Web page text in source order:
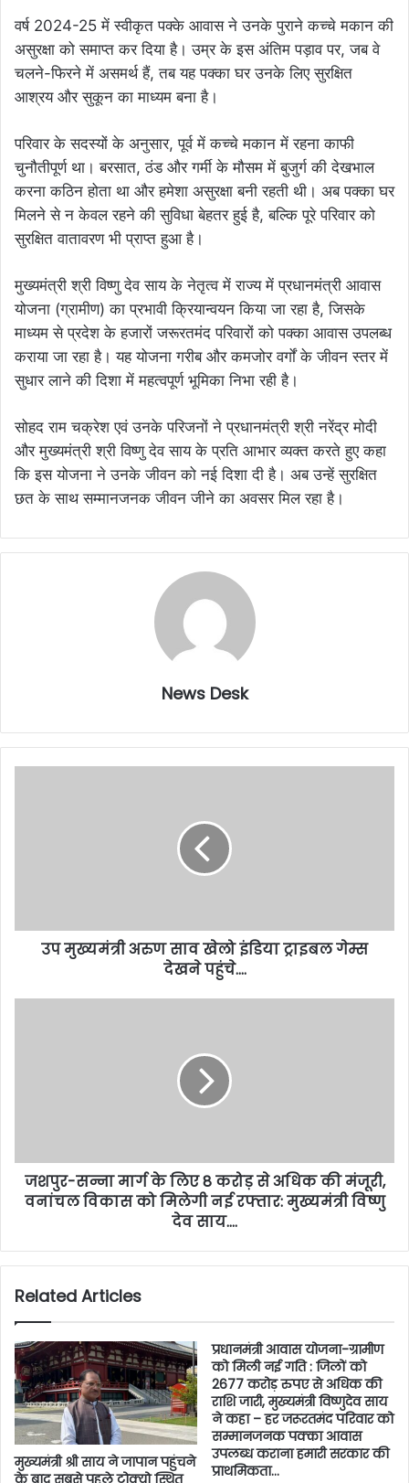
वर्ष 2024-25 में स्वीकृत पक्के आवास ने उनके पुराने कच्चे मकान की
असुरक्षा को समाप्त कर दिया है। उम्र के इस अंतिम पड़ाव पर, जब वे
चलने-फिरने में असमर्थ हैं, तब यह पक्का घर उनके लिए सुरक्षित
आश्रय और सुकून का माध्यम बना है।
परिवार के सदस्यों के अनुसार, पूर्व में कच्चे मकान में रहना काफी
चुनौतीपूर्ण था। बरसात, ठंड और गर्मी के मौसम में बुजुर्ग की देखभाल
करना कठिन होता था और हमेशा असुरक्षा बनी रहती थी। अब पक्का घर
मिलने से न केवल रहने की सुविधा बेहतर हुई है, बल्कि पूरे परिवार को
सुरक्षित वातावरण भी प्राप्त हुआ है।
मुख्यमंत्री श्री विष्णु देव साय के नेतृत्व में राज्य में प्रधानमंत्री आवास
योजना (ग्रामीण) का प्रभावी क्रियान्वयन किया जा रहा है, जिसके
माध्यम से प्रदेश के हजारों जरूरतमंद परिवारों को पक्का आवास उपलब्ध
कराया जा रहा है। यह योजना गरीब और कमजोर वर्गों के जीवन स्तर में
सुधार लाने की दिशा में महत्वपूर्ण भूमिका निभा रही है।
सोहद राम चक्रेश एवं उनके परिजनों ने प्रधानमंत्री श्री नरेंद्र मोदी
और मुख्यमंत्री श्री विष्णु देव साय के प्रति आभार व्यक्त करते हुए कहा
कि इस योजना ने उनके जीवन को नई दिशा दी है। अब उन्हें सुरक्षित
छत के साथ सम्मानजनक जीवन जीने का अवसर मिल रहा है।
News Desk
उप मुख्यमंत्री अरुण साव खेलो इंडिया ट्राइबल गेम्स
देखने पहुंचे….
जशपुर-सन्ना मार्ग के लिए 8 करोड़ से अधिक की मंजूरी,
वनांचल विकास को मिलेगी नई रफ्तार: मुख्यमंत्री विष्णु
देव साय….
Related Articles
मुख्यमंत्री श्री साय ने जापान पहुंचने
के बाद सबसे पहले टोक्यो स्थित
प्रधानमंत्री आवास योजना-ग्रामीण
को मिली नई गति : जिलों को
2677 करोड़ रुपए से अधिक की
राशि जारी, मुख्यमंत्री विष्णुदेव साय
ने कहा – हर जरूरतमंद परिवार को
सम्मानजनक पक्का आवास
उपलब्ध कराना हमारी सरकार की
प्राथमिकता…